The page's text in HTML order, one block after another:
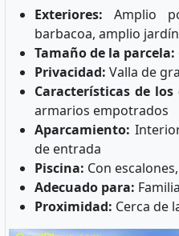
Exteriores: Amplio
barbacoa, amplio
Tamaño de la parcela:
Privacidad: Valla de
Características de
armarios empotrados
Aparcamiento:
de entrada
Piscina: Con
Adecuado para:
Proximidad: Cerca de